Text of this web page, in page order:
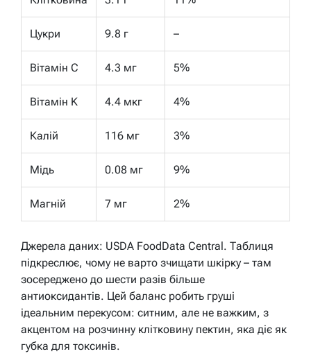
Цукри 9.8 г –
Вітамін C 4.3 мг 5%
Вітамін K 4.4 мкг 4%
Калій 116 мг 3%
Мідь 0.08 мг 9%
Магній 7 мг 2%
Джерела даних: USDA FoodData Central. Таблиця
підкреслює, чому не варто зчищати шкірку – там
зосереджено до шести разів більше
антиоксидантів. Цей баланс робить груші
ідеальним перекусом: ситним, але не важким, з
акцентом на розчинну клітковину пектин, яка діє як
губка для токсинів.